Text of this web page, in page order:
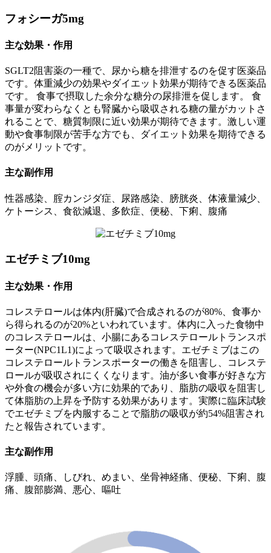
フォシーガ5mg
主な効果・作用
SGLT2阻害薬の一種で、尿から糖を排泄するのを促す医薬品
です。体重減少の効果やダイエット効果が期待できる医薬品
です。 食事で摂取した余分な糖分の尿排泄を促します。 食
事量が変わらなくとも腎臓から吸収される糖の量がカットさ
れることで、糖質制限に近い効果が期待できます。激しい運
動や食事制限が苦手な方でも、ダイエット効果を期待できる
のがメリットです。
主な副作用
性器感染、腟カンジダ症、尿路感染、膀胱炎、体液量減少、
ケトーシス、食欲減退、多飲症、便秘、下痢、腹痛
エゼチミブ10mg
主な効果・作用
コレステロールは体内(肝臓)で合成されるのが80%、食事か
ら得られるのが20%といわれています。体内に入った食物中
のコレステロールは、小腸にあるコレステロールトランスポ
ーター(NPC1L1)によって吸収されます。エゼチミブはこの
コレステロールトランスポーターの働きを阻害し、コレステ
ロールが吸収されにくくなります。油が多い食事が好きな方
や外食の機会が多い方に効果的であり、脂肪の吸収を阻害し
て体脂肪の上昇を予防する効果があります。実際に臨床試験
でエゼチミブを内服することで脂肪の吸収が約54%阻害され
たと報告されています。
主な副作用
浮腫、頭痛、しびれ、めまい、坐骨神経痛、便秘、下痢、腹
痛、腹部膨満、悪心、嘔吐